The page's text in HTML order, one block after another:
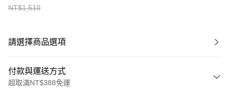
NT$1,510
請選擇商品選項
付款與運送方式
超取滿NT$388免運